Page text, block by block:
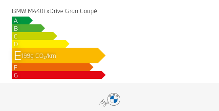
BMW M440i xDrive Gran Coupé
A
B
C
D
E199g CO₂/km
F
G